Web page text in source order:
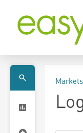
Markets